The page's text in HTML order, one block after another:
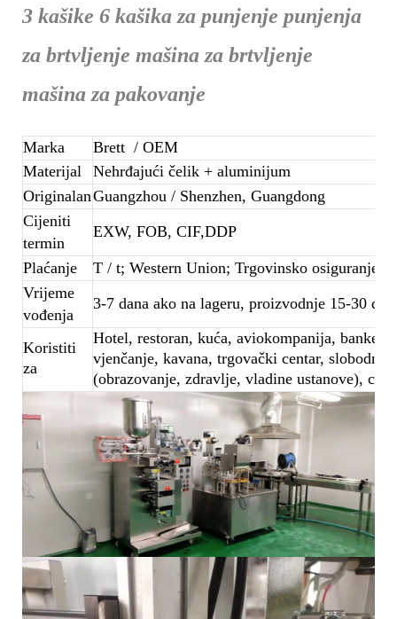
3 kašike 6 kašika za punjenje punjenja
za brtvljenje mašina za brtvljenje
mašina za pakovanje
Marka Brett / OEM
Materijal
Nehrđajući čelik + aluminijum
OriginalanGuangzhou / Shenzhen, Guangdong
Cijeniti
termin
EXW, FOB, CIF,DDP
Plaćanje
T / t; Western Union; Trgovinsko osiguranje
Vrijeme
vođenja
3-7 dana ako na lageru, proizvodnje 15-30
Koristiti
za
Hotel, restoran, kuća, aviokompanija,
vjenčanje, kavana, trgovački centar, slobodno
(obrazovanje, zdravlje, vladine ustanove),